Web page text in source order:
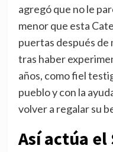
agregó que no le
menor que esta
puertas después de
tras haber
años, como fiel
pueblo y con la
volver a regalar su
Así actúa el